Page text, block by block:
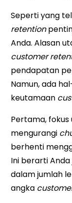
Seperti yang
retention
Anda. Alasan
customer
pendapatan
Namun, ada
keutamaan
Pertama,
mengurangi
berhenti
Ini berarti
dalam jumlah
angka